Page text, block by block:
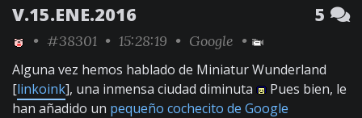
V.15.ENE.2016 5
• #38301 • 15:28:19 • Google •
Alguna vez hemos hablado de Miniatur Wunderland
[linkoink], una inmensa ciudad diminuta
Pues bien, le
han añadido un pequeño cochecito de Google